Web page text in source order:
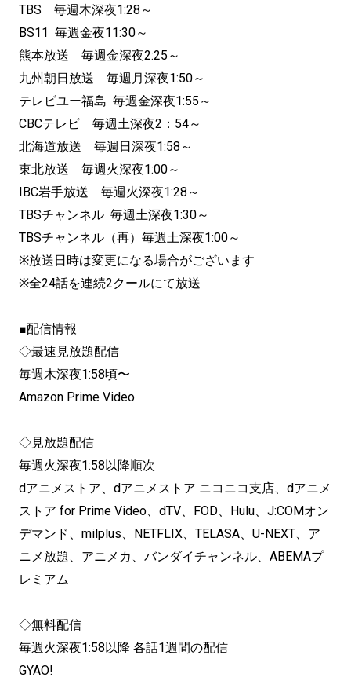
TBS 毎週木深夜1:28～
BS11 毎週金夜11:30～
熊本放送 毎週金深夜2:25～
九州朝日放送 毎週月深夜1:50～
テレビユー福島 毎週金深夜1:55～
CBCテレビ 毎週土深夜2：54～
北海道放送 毎週日深夜1:58～
東北放送 毎週火深夜1:00～
IBC岩手放送 毎週火深夜1:28～
TBSチャンネル 毎週土深夜1:30～
TBSチャンネル（再）毎週土深夜1:00～
※放送日時は変更になる場合がございます
※全24話を連続2クールにて放送
■配信情報
◇最速見放題配信
毎週木深夜1:58頃〜
Amazon Prime Video
◇見放題配信
毎週火深夜1:58以降順次
dアニメストア、dアニメストア ニコニコ支店、dアニメ
ストア for Prime Video、dTV、FOD、Hulu、J:COMオン
デマンド、milplus、NETFLIX、TELASA、U-NEXT、ア
ニメ放題、アニメカ、バンダイチャンネル、ABEMAプ
レミアム
◇無料配信
毎週火深夜1:58以降 各話1週間の配信
GYAO!